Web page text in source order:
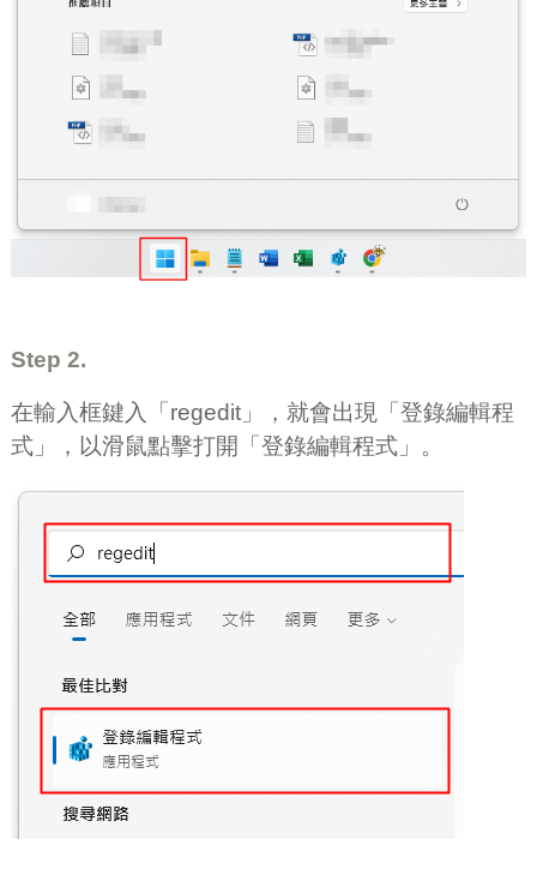
Step 2.
在輸入框鍵入「regedit」，就會出現「登錄編輯程
式」，以滑鼠點擊打開「登錄編輯程式」。